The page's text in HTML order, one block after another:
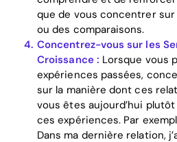
Blog
Download
que de vous concentrer
ou des comparaisons.
Concentrez-vous sur les
Croissance : Lorsque vous
expériences passées,
sur la manière dont ces
vous êtes aujourd’hui
ces expériences. Par
Dans ma dernière relation,